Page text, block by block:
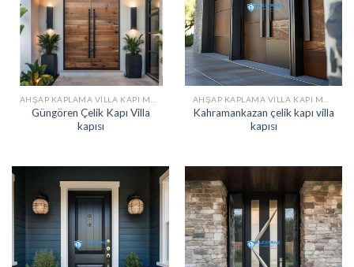
Güngören Çelik Kapı Villa
kapısı
Kahramankazan çelik kapı villa
kapısı